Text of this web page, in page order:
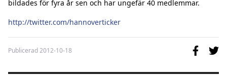
bildades för fyra år sen och har ungefär 40 medlemmar.
http://twitter.com/hannoverticker
Publicerad2012-10-18